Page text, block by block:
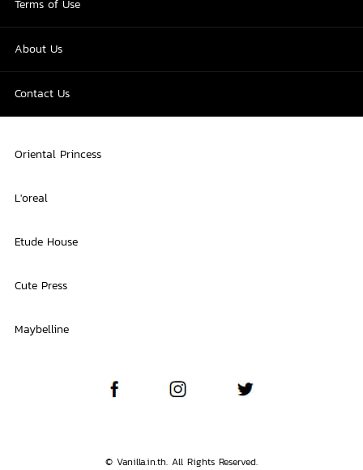
Terms of Use
About Us
Contact Us
Oriental Princess
L'oreal
Etude House
Cute Press
Maybelline
© Vanilla.in.th. All Rights Reserved.